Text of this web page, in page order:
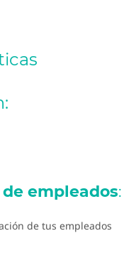
empleados:
de tus empleados